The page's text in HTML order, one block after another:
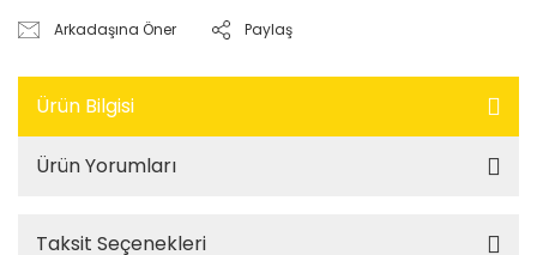
Arkadaşına Öner Paylaş
Ürün Bilgisi
Ürün Yorumları
Taksit Seçenekleri